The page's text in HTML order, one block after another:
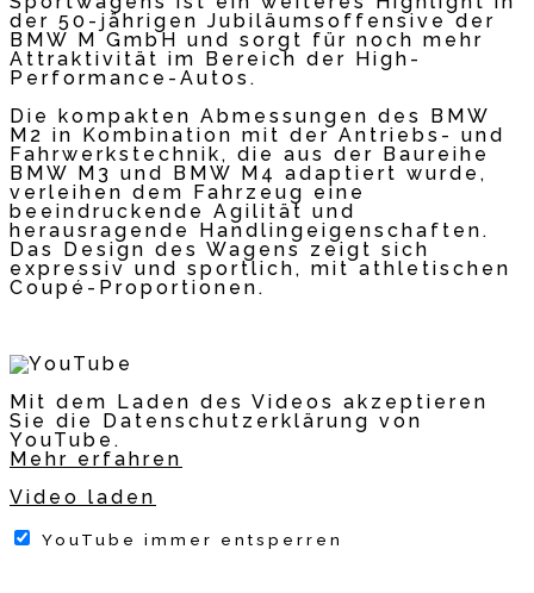
der 50-jährigen Jubiläumsoffensive der
BMW M GmbH und sorgt für noch mehr
Attraktivität im Bereich der High-
Performance-Autos.
Die kompakten Abmessungen des BMW
M2 in Kombination mit der Antriebs- und
Fahrwerkstechnik, die aus der Baureihe
BMW M3 und BMW M4 adaptiert wurde,
verleihen dem Fahrzeug eine
beeindruckende Agilität und
herausragende Handlingeigenschaften.
Das Design des Wagens zeigt sich
expressiv und sportlich, mit athletischen
Coupé-Proportionen.
Mit dem Laden des Videos akzeptieren
Sie die Datenschutzerklärung von
YouTube.
Mehr erfahren
Video laden
YouTube immer entsperren